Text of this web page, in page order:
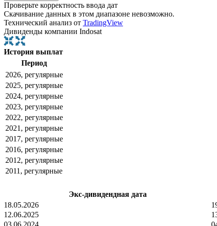
Проверьте корректность ввода дат
Скачивание данных в этом диапазоне невозможно.
Технический анализ от TradingView
Дивиденды компании Indosat
История выплат
Период
2026, регулярные
2025, регулярные
2024, регулярные
2023, регулярные
2022, регулярные
2021, регулярные
2017, регулярные
2016, регулярные
2012, регулярные
2011, регулярные
Экс-дивидендная дата
18.05.2026
12.06.2025
03.06.2024